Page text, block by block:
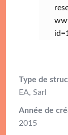
Type de
EA, Sarl
Année de
2015